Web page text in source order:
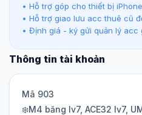
• Hỗ trợ góp cho thiết bị
• Hỗ trợ giao lưu acc thuê cũ
• Định giá - ký gửi quản lý acc
Thông tin tài khoản
Mã 903
❄️M4 băng lv7, ACE32 lv7,